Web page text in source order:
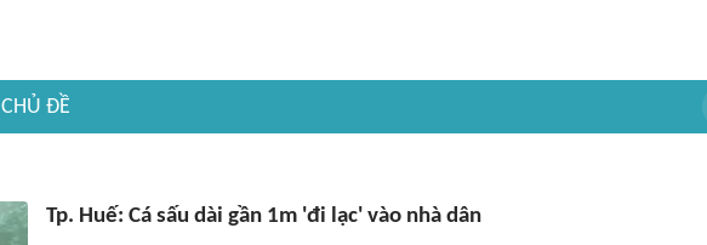
CHỦ ĐỀ
Tp. Huế: Cá sấu dài gần 1m 'đi lạc' vào nhà dân